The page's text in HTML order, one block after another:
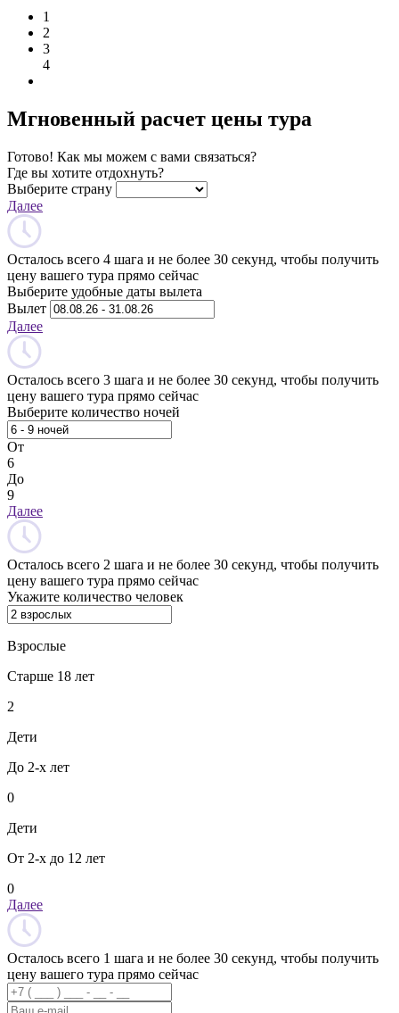
1
2
3
4
Мгновенный расчет цены тура
Готово! Как мы можем с вами связаться?
Где вы хотите отдохнуть?
Выберите страну
Далее
Осталось всего 4 шага и не более 30 секунд, чтобы получить
цену вашего тура прямо сейчас
Выберите удобные даты вылета
Вылет
Далее
Осталось всего 3 шага и не более 30 секунд, чтобы получить
цену вашего тура прямо сейчас
Выберите количество ночей
От
6
До
9
Далее
Осталось всего 2 шага и не более 30 секунд, чтобы получить
цену вашего тура прямо сейчас
Укажите количество человек
Взрослые
Старше 18 лет
2
Дети
До 2-х лет
0
Дети
От 2-х до 12 лет
0
Далее
Осталось всего 1 шага и не более 30 секунд, чтобы получить
цену вашего тура прямо сейчас